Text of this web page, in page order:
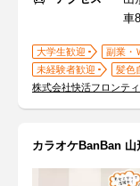
車
大学生歓迎 副業・
未経験者歓迎
髪色
株式会社快活フロンテ
カラオケBanBan 山